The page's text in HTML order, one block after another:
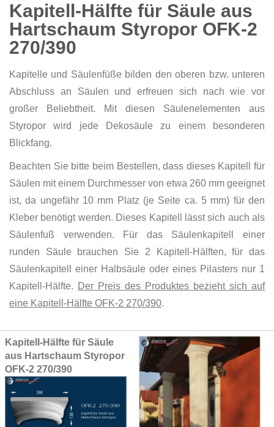
Kapitell-Hälfte für Säule aus
Hartschaum Styropor OFK-2
270/390
Kapitelle und Säulenfüße bilden den oberen bzw. unteren
Abschluss an Säulen und erfreuen sich nach wie vor
großer Beliebtheit. Mit diesen Säulenelementen aus
Styropor wird jede Dekosäule zu einem besonderen
Blickfang.
Beachten Sie bitte beim Bestellen, dass dieses Kapitell für
Säulen mit einem Durchmesser von etwa 260 mm geeignet
ist, da ungefähr 10 mm Platz (je Seite ca. 5 mm) für den
Kleber benötigt werden. Dieses Kapitell lässt sich auch als
Säulenfuß verwenden. Für das Säulenkapitell einer
runden Säule brauchen Sie 2 Kapitell-Hälften, für das
Säulenkapitell einer Halbsäule oder eines Pilasters nur 1
Kapitell-Hälfte. Der Preis des Produktes bezieht sich auf
eine Kapitell-Hälfte OFK-2 270/390.
Grouped
product
items
Kapitell-Hälfte für Säule
aus Hartschaum Styropor
OFK-2 270/390